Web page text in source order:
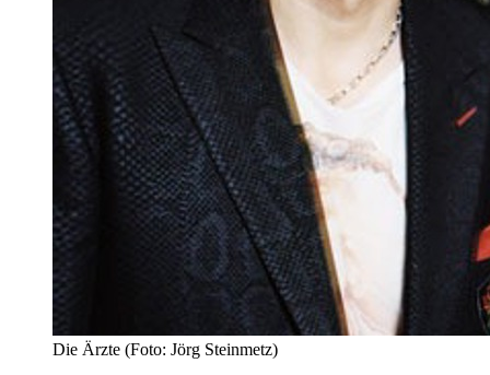
Die Ärzte (Foto: Jörg Steinmetz)